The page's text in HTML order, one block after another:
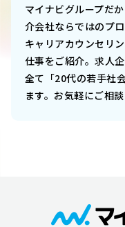
マイナビグループだ
介会社ならではのプ
キャリアカウンセリ
仕事をご紹介。求人
全て「20代の若手社
ます。お気軽にご相談